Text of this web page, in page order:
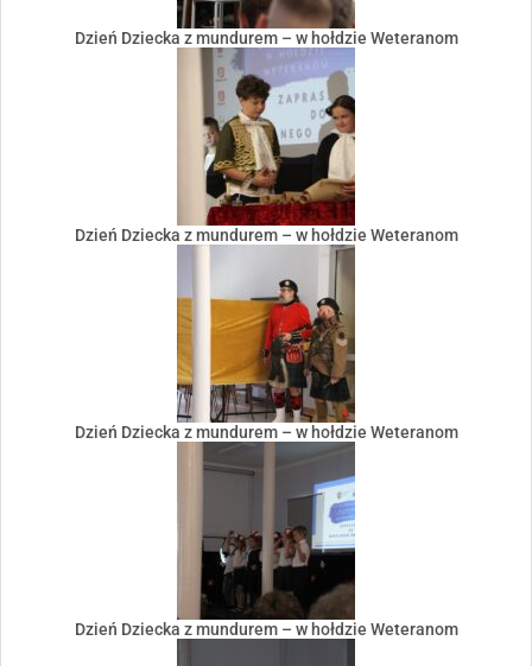
Dzień Dziecka z mundurem – w hołdzie Weteranom
Dzień Dziecka z mundurem – w hołdzie Weteranom
Dzień Dziecka z mundurem – w hołdzie Weteranom
Dzień Dziecka z mundurem – w hołdzie Weteranom